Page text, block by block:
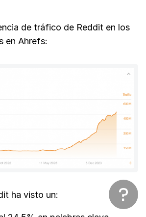
de tráfico de Reddit en los
en Ahrefs:
ha visto un: